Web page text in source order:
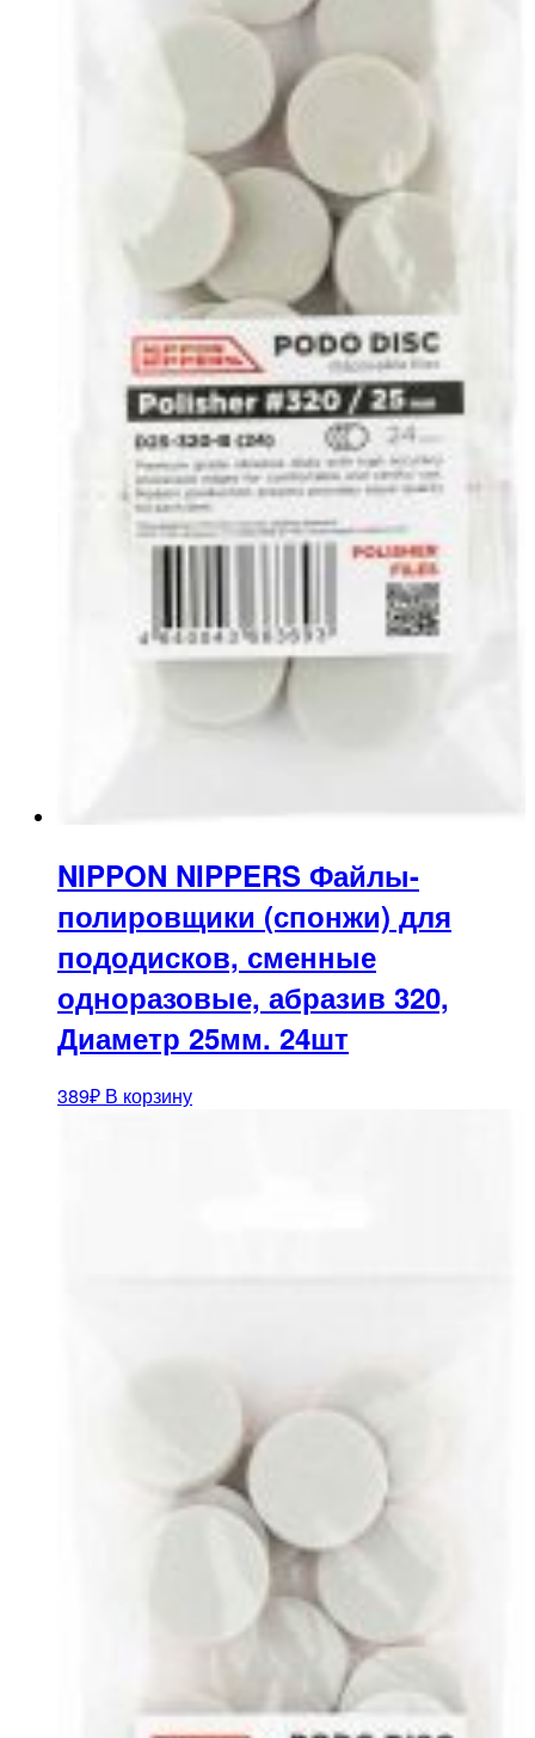
NIPPON NIPPERS Файлы-
полировщики (спонжи) для
пододисков, сменные
одноразовые, абразив 320,
Диаметр 25мм. 24шт
389₽ В корзину